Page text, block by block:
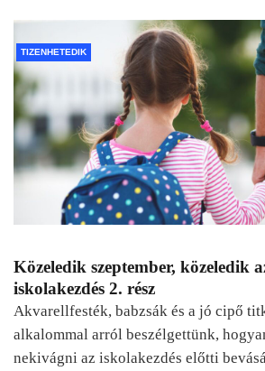
TIZENHETEDIK
Közeledik szeptember, közeledik
iskolakezdés 2. rész
Akvarellfesték, babzsák és a jó cipő
alkalommal arról beszélgettünk,
nekivágni az iskolakezdés előtti